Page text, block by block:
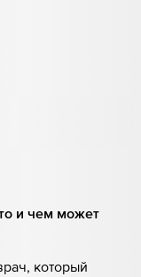
и чем может
который